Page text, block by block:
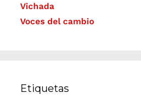
Vichada
Voces del cambio
Etiquetas